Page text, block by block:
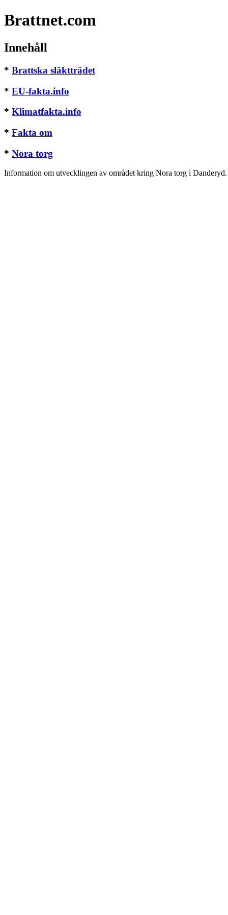
Brattnet.com
Innehåll
* Brattska släktträdet
* EU-fakta.info
* Klimatfakta.info
* Fakta om
* Nora torg
Information om utvecklingen av området kring Nora torg i Danderyd.